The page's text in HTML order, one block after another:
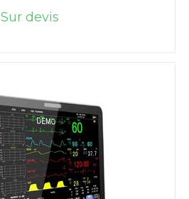
Sur devis